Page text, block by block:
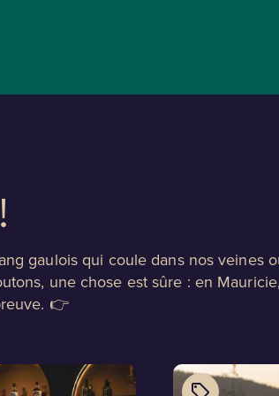
gaulois qui coule dans nos veines
une chose est sûre : en
👉